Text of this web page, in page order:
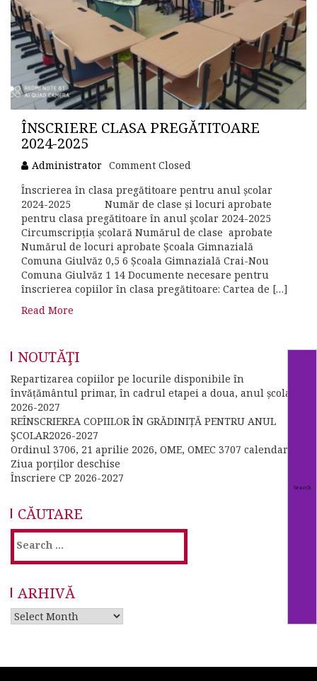
ÎNSCRIERE CLASA PREGĂTITOARE
2024-2025
Administrator Comment Closed
Înscrierea în clasa pregătitoare pentru anul școlar
2024-2025 Număr de clase și locuri aprobate
pentru clasa pregătitoare în anul şcolar 2024-2025
Circumscripția școlară Numărul de clase aprobate
Numărul de locuri aprobate Școala Gimnazială
Comuna Giulvăz 0,5 6 Școala Gimnazială Crai-Nou
Comuna Giulvăz 1 14 Documente necesare pentru
înscrierea copiilor în clasa pregătitoare: Cartea de […]
Read More
NOUTĂŢI
Repartizarea copiilor pe locurile disponibile în
învățământul primar, în cadrul etapei a doua, anul școlar
2026-2027
REÎNSCRIEREA COPIILOR ÎN GRĂDINIȚĂ PENTRU ANUL
ŞCOLAR2026-2027
Ordinul 3706, 21 aprilie 2026, OME, OMEC 3707 calendar
Ziua porților deschise
Înscriere CP 2026-2027
CĂUTARE
Search
for:
ARHIVĂ
Arhivă